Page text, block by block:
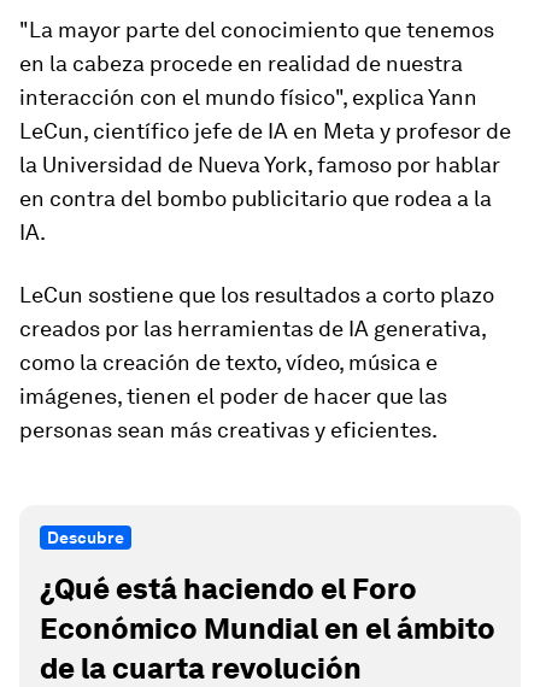
"La mayor parte del conocimiento que tenemos
en la cabeza procede en realidad de nuestra
interacción con el mundo físico", explica Yann
LeCun, científico jefe de IA en Meta y profesor de
la Universidad de Nueva York, famoso por hablar
en contra del bombo publicitario que rodea a la
IA.
LeCun sostiene que los resultados a corto plazo
creados por las herramientas de IA generativa,
como la creación de texto, vídeo, música e
imágenes, tienen el poder de hacer que las
personas sean más creativas y eficientes.
Descubre
¿Qué está haciendo el Foro
Económico Mundial en el ámbito
de la cuarta revolución